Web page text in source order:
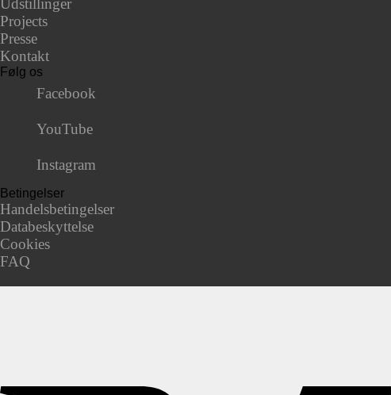
Udstillinger
Projects
Presse
Kontakt
Følg os
Facebook
YouTube
Instagram
Betingelser
Handelsbetingelser
Databeskyttelse
Cookies
FAQ